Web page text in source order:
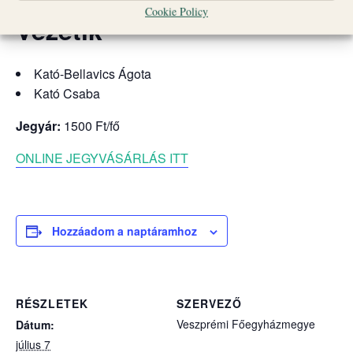
Cookie Policy
Vezetik
Kató-Bellavics Ágota
Kató Csaba
Jegyár: 1500 Ft/fő
ONLINE JEGYVÁSÁRLÁS ITT
Hozzáadom a naptáramhoz
RÉSZLETEK
Dátum:
július 7
SZERVEZŐ
Veszprémi Főegyházmegye